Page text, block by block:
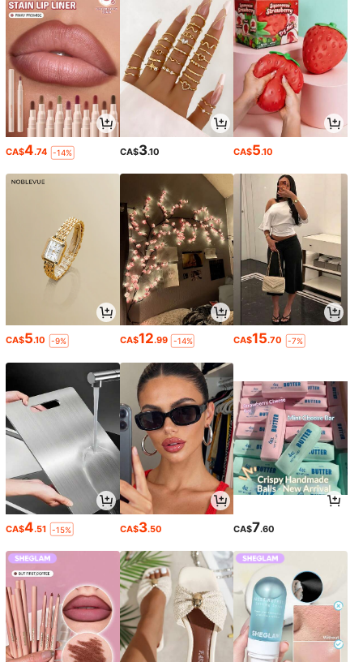
CA$4.74 -14% CA$3.10 CA$5.10
CA$5.10 -9% CA$12.99 -14% CA$15.70 -7%
CA$4.51 -15% CA$3.50 CA$7.60